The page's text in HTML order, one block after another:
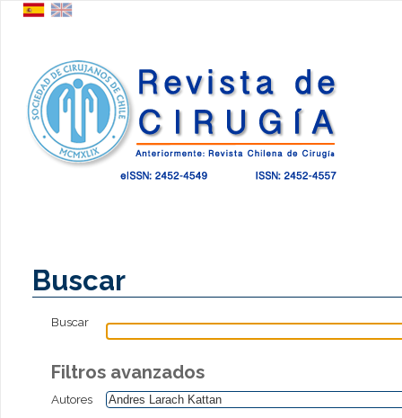
Buscar
Buscar
Filtros avanzados
Autores